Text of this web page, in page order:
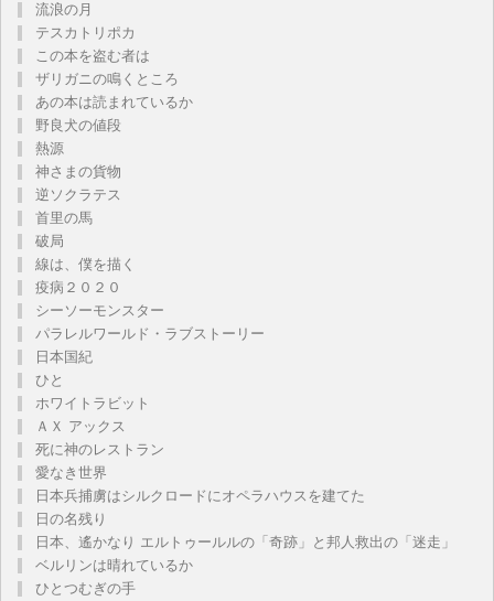
流浪の月
テスカトリポカ
この本を盗む者は
ザリガニの鳴くところ
あの本は読まれているか
野良犬の値段
熱源
神さまの貨物
逆ソクラテス
首里の馬
破局
線は、僕を描く
疫病２０２０
シーソーモンスター
パラレルワールド・ラブストーリー
日本国紀
ひと
ホワイトラビット
ＡＸ アックス
死に神のレストラン
愛なき世界
日本兵捕虜はシルクロードにオペラハウスを建てた
日の名残り
日本、遙かなり エルトゥールルの「奇跡」と邦人救出の「迷走」
ベルリンは晴れているか
ひとつむぎの手